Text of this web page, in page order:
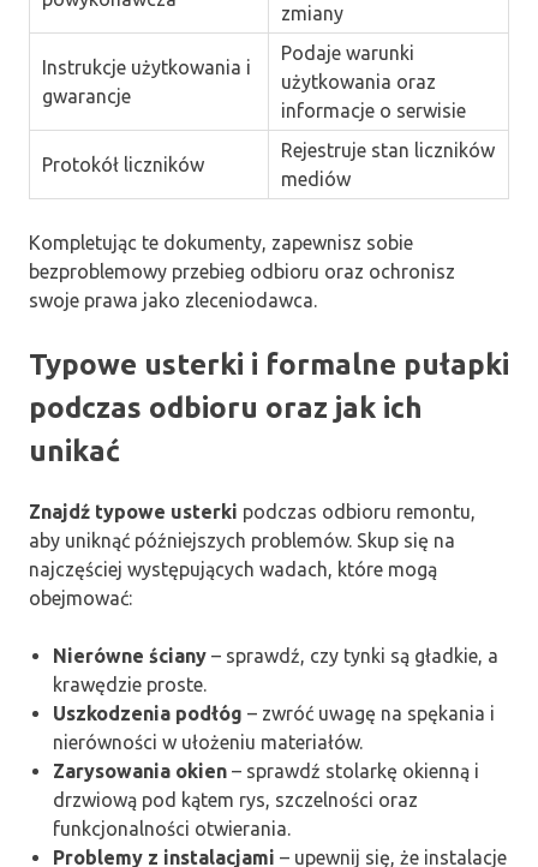
zmiany
Instrukcje użytkowania i
gwarancje
Podaje warunki
użytkowania oraz
informacje o serwisie
Protokół liczników
Rejestruje stan liczników
mediów
Kompletując te dokumenty, zapewnisz sobie
bezproblemowy przebieg odbioru oraz ochronisz
swoje prawa jako zleceniodawca.
Typowe usterki i formalne pułapki
podczas odbioru oraz jak ich
unikać
Znajdź typowe usterki podczas odbioru remontu,
aby uniknąć późniejszych problemów. Skup się na
najczęściej występujących wadach, które mogą
obejmować:
Nierówne ściany – sprawdź, czy tynki są gładkie, a
krawędzie proste.
Uszkodzenia podłóg – zwróć uwagę na spękania i
nierówności w ułożeniu materiałów.
Zarysowania okien – sprawdź stolarkę okienną i
drzwiową pod kątem rys, szczelności oraz
funkcjonalności otwierania.
Problemy z instalacjami – upewnij się, że instalacje